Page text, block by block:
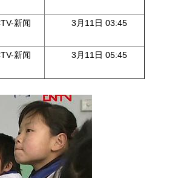
新闻 3月11日 03:45
新闻 3月11日 05:45